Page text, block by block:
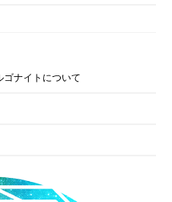
ゴナイトについて